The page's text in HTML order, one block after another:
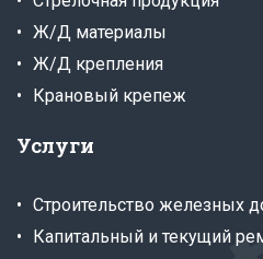
Услуги
Строительство железных
Капитальный и текущий
Ж/Д материалы
Ж/Д крепления
Крановый крепеж